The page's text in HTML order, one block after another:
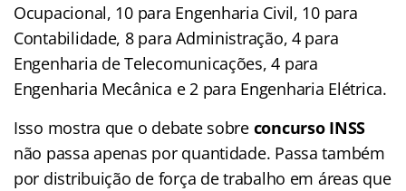
Ocupacional, 10 para Engenharia Civil, 10 para
Contabilidade, 8 para Administração, 4 para
Engenharia de Telecomunicações, 4 para
Engenharia Mecânica e 2 para Engenharia Elétrica.
Isso mostra que o debate sobre concurso INSS
não passa apenas por quantidade. Passa também
por distribuição de força de trabalho em áreas que